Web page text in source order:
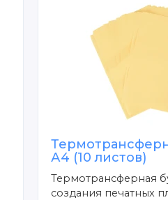
А4 (10 листов)
Термотрансферная
создания печатных